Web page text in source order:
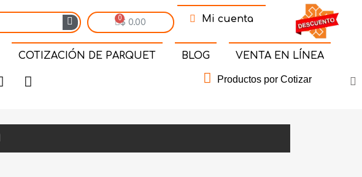
$ 0.00 Mi cuenta
COTIZACIÓN DE PARQUET BLOG VENTA EN LÍNEA
Productos por Cotizar